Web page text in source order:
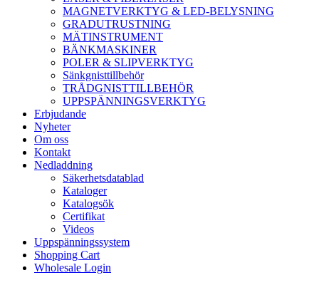
MAGNETVERKTYG & LED-BELYSNING
GRADUTRUSTNING
MÄTINSTRUMENT
BÄNKMASKINER
POLER & SLIPVERKTYG
Sänkgnisttillbehör
TRÅDGNISTTILLBEHÖR
UPPSPÄNNINGSVERKTYG
Erbjudande
Nyheter
Om oss
Kontakt
Nedladdning
Säkerhetsdatablad
Kataloger
Katalogsök
Certifikat
Videos
Uppspänningssystem
Shopping Cart
Wholesale Login